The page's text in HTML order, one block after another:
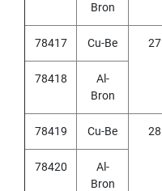
u
g
h
o
l
Bron
78417 Cu-Be 27
78418
Al-
Bron
78419 Cu-Be 28
78420
Al-
Bron